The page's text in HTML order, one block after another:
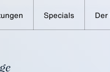
Specials Der